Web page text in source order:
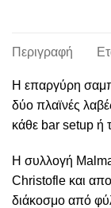
Περιγραφή
Η επαργύρη
δύο πλαϊνές
κάθε bar setup ή
Η συλλογή
Christofle και
διάκοσμο από